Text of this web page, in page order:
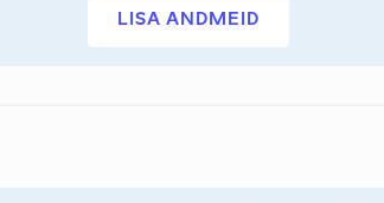
LISA ANDMEID